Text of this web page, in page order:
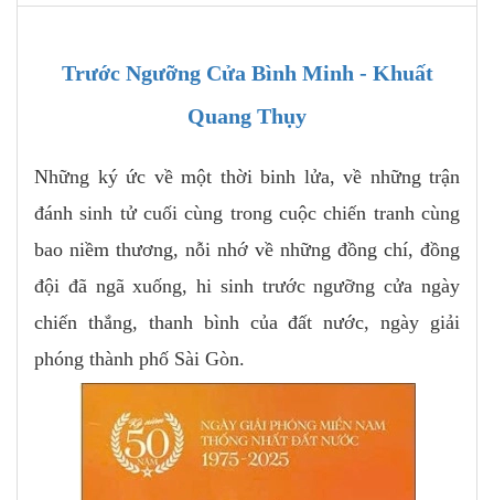
Trước Ngưỡng Cửa Bình Minh - Khuất
Quang Thụy
Những ký ức về một thời binh lửa, về những trận
đánh sinh tử cuối cùng trong cuộc chiến tranh cùng
bao niềm thương, nỗi nhớ về những đồng chí, đồng
đội đã ngã xuống, hi sinh trước ngưỡng cửa ngày
chiến thắng, thanh bình của đất nước, ngày giải
phóng thành phố Sài Gòn.